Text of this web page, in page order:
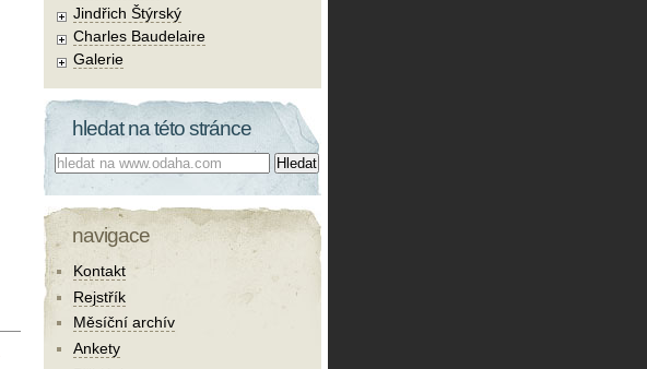
Jindřich Štýrský
Charles Baudelaire
Galerie
hledat na této stránce
Co hledat:
navigace
Kontakt
Rejstřík
Měsíční archív
Ankety